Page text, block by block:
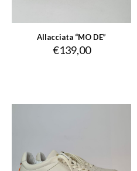
Allacciata “MO DE”
€139,00